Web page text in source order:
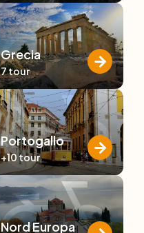
Grecia
7tour
Portogallo
+10tour
Nord Europa